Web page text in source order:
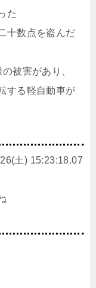
た
十数点を盗んだ
被害があり、
する軽自動車が
土) 15:23:18.07